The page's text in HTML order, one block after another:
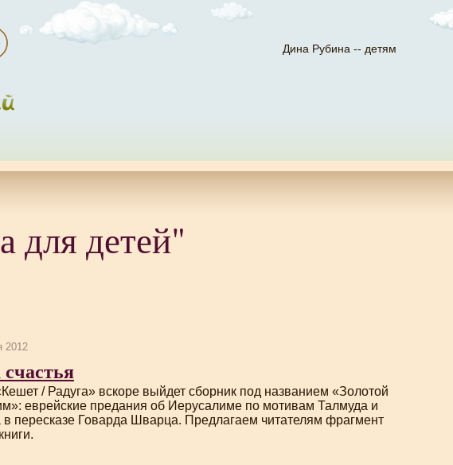
Дина Рубина -- детям
для детей"
2012
/ Радуга» вскоре выйдет сборник под названием «Золотой
еврейские предания об Иерусалиме по мотивам Талмуда и
пересказе Говарда Шварца. Предлагаем читателям фрагмент